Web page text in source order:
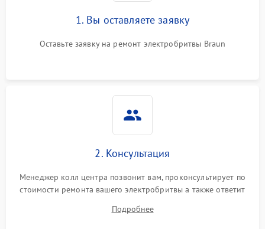
1. Вы оставляете заявку
Оставьте заявку на ремонт электробритвы Braun
2. Консультация
Менеджер колл центра позвонит вам, проконсультирует по
стоимости ремонта вашего электробритвы а также ответит
Подробнее